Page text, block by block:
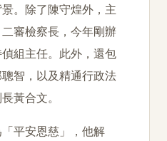
。除了陳守煌外，主
審檢察長，今年剛辦
組主任。此外，還包
智，以及精通行政法
黃合文。
平安恩慈」，他解